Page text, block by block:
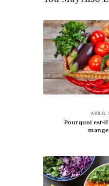
AVRIL
Pourquoi est-